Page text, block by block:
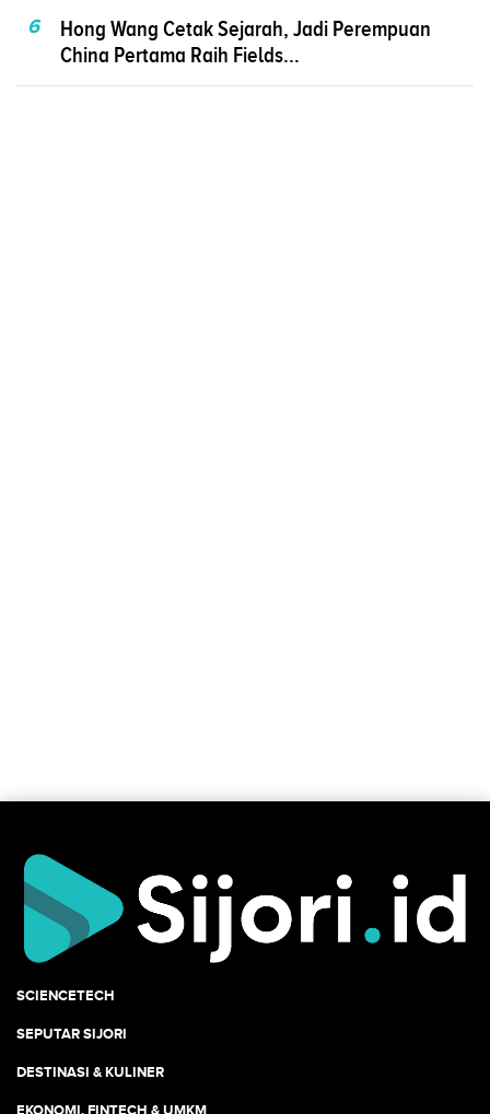
6
Hong Wang Cetak Sejarah, Jadi Perempuan
China Pertama Raih Fields...
SCIENCETECH
SEPUTAR SIJORI
DESTINASI & KULINER
EKONOMI, FINTECH & UMKM